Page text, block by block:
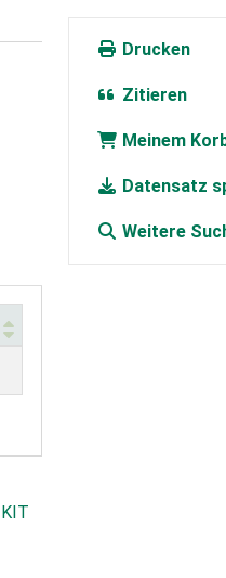
Drucken
Zitieren
Meinem
Datensatz
Weitere
KIT